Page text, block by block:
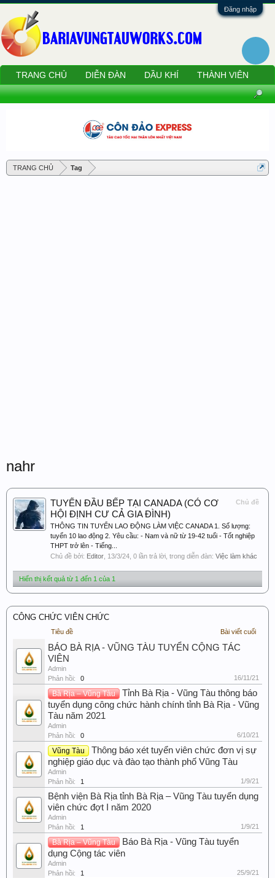
Đăng nhập
TRANG CHỦ Tag
nahr
Chủ đề
TUYỂN ĐẦU BẾP TẠI CANADA (CÓ CƠ
HỘI ĐỊNH CƯ CẢ GIA ĐÌNH)
THÔNG TIN TUYỂN LAO ĐỘNG LÀM VIỆC CANADA 1. Số lượng:
tuyển 10 lao động 2. Yêu cầu: - Nam và nữ từ 19-42 tuổi - Tốt nghiệp
THPT trở lên - Tiếng...
Chủ đề bởi: Editor, 13/3/24, 0 lần trả lời, trong diễn đàn: Việc làm khác
Hiển thị kết quả từ 1 đến 1 của 1
CÔNG CHỨC VIÊN CHỨC
Tiêu đề Bài viết cuối
BÁO BÀ RỊA - VŨNG TÀU TUYỂN CỘNG TÁC
VIÊN
Admin
Phản hồi:
0 16/11/21
Bà Rịa – Vũng Tàu
Tỉnh Bà Rịa - Vũng Tàu thông báo
tuyển dụng công chức hành chính tỉnh Bà Rịa - Vũng
Tàu năm 2021
Admin
Phản hồi:
0 6/10/21
Vũng Tàu
Thông báo xét tuyển viên chức đơn vị sự
nghiệp giáo dục và đào tạo thành phố Vũng Tàu
Admin
Phản hồi:
1 1/9/21
Bệnh viện Bà Rịa tỉnh Bà Rịa – Vũng Tàu tuyển dụng
viên chức đợt I năm 2020
Admin
Phản hồi:
1 1/9/21
Bà Rịa – Vũng Tàu
Báo Bà Rịa - Vũng Tàu tuyển
dụng Cộng tác viên
Admin
Phản hồi:
1 25/9/21
TRANG CHỦ DIỄN ĐÀN DẦU KHÍ THÀNH VIÊN